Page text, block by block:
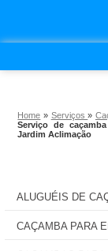
Home » Serviços»
Serviço de
Jardim Aclimação
ALUGUÉIS DE
CAÇAMBA PARA